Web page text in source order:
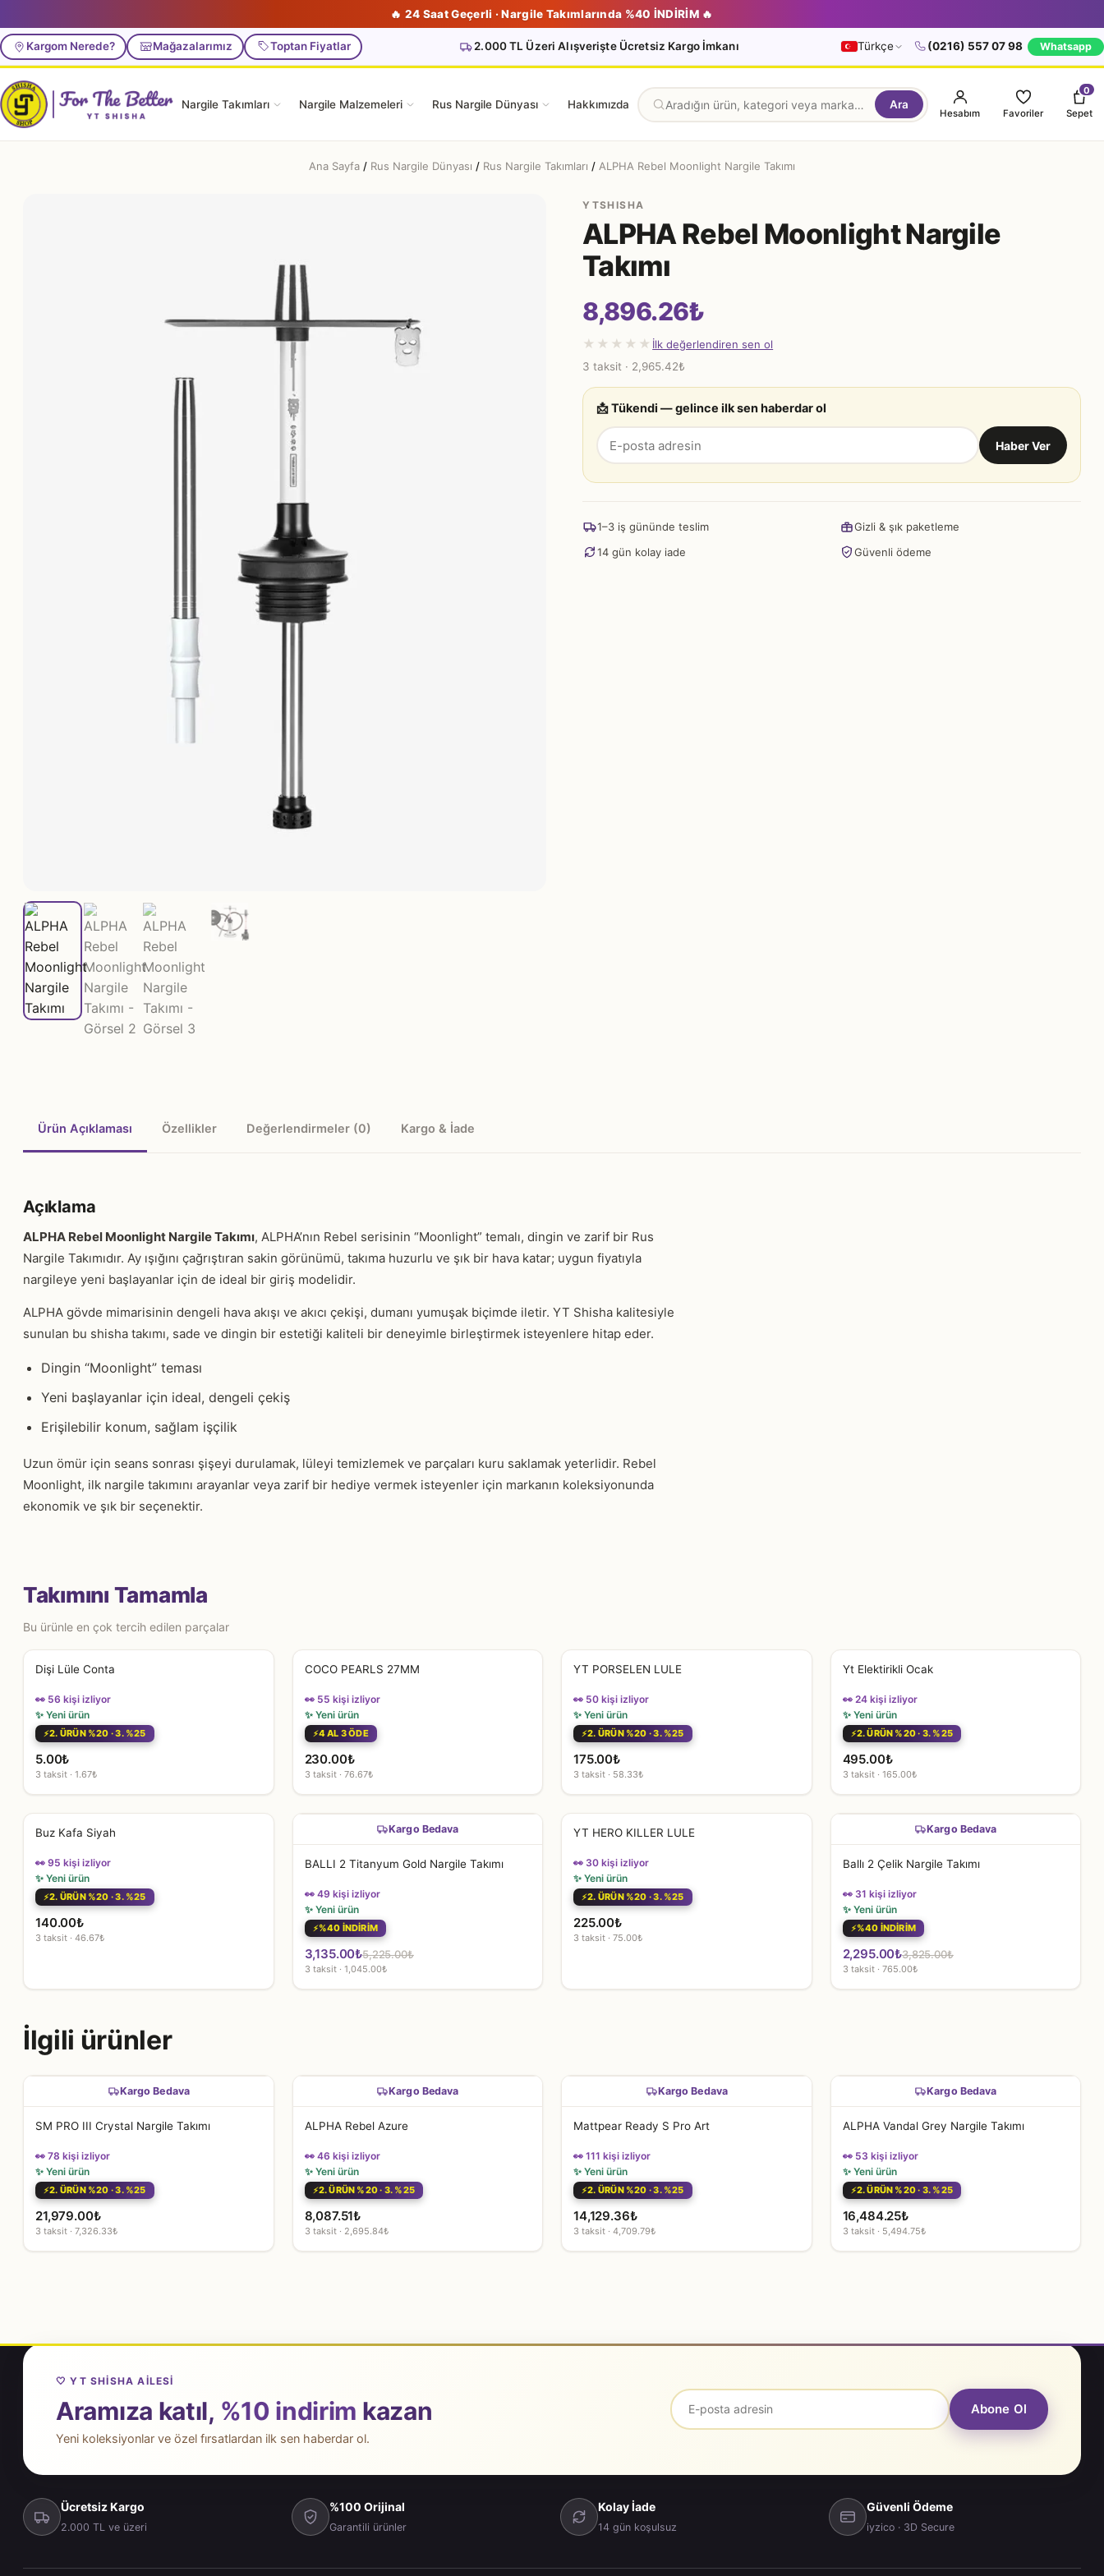
🔥 24 Saat Geçerli · Nargile Takımlarında %40 İNDİRİM 🔥
Kargom Nerede? Mağazalarımız Toptan Fiyatlar 2.000 TL Üzeri Alışverişte Ücretsiz Kargo İmkanı Türkçe (0216) 557 07 98 Whatsapp
Nargile Takımları Nargile Malzemeleri Rus Nargile Dünyası Hakkımızda Ara
Hesabım Favoriler
0
Sepet
Ana Sayfa / Rus Nargile Dünyası / Rus Nargile Takımları / ALPHA Rebel Moonlight Nargile Takımı
YTSHISHA
ALPHA Rebel Moonlight Nargile
Takımı
8,896.26₺
★★★★★ İlk değerlendiren sen ol
3 taksit · 2,965.42₺
📩 Tükendi — gelince ilk sen haberdar ol
Haber Ver
1–3 iş gününde teslim
Gizli & şık paketleme
14 gün kolay iade
Güvenli ödeme
Ürün Açıklaması Özellikler Değerlendirmeler (0) Kargo & İade
Açıklama
ALPHA Rebel Moonlight Nargile Takımı, ALPHA’nın Rebel serisinin “Moonlight” temalı, dingin ve zarif bir Rus
Nargile Takımıdır. Ay ışığını çağrıştıran sakin görünümü, takıma huzurlu ve şık bir hava katar; uygun fiyatıyla
nargileye yeni başlayanlar için de ideal bir giriş modelidir.
ALPHA gövde mimarisinin dengeli hava akışı ve akıcı çekişi, dumanı yumuşak biçimde iletir. YT Shisha kalitesiyle
sunulan bu shisha takımı, sade ve dingin bir estetiği kaliteli bir deneyimle birleştirmek isteyenlere hitap eder.
Dingin “Moonlight” teması
Yeni başlayanlar için ideal, dengeli çekiş
Erişilebilir konum, sağlam işçilik
Uzun ömür için seans sonrası şişeyi durulamak, lüleyi temizlemek ve parçaları kuru saklamak yeterlidir. Rebel
Moonlight, ilk nargile takımını arayanlar veya zarif bir hediye vermek isteyenler için markanın koleksiyonunda
ekonomik ve şık bir seçenektir.
Takımını Tamamla
Bu ürünle en çok tercih edilen parçalar
Dişi Lüle Conta
👀 56 kişi izliyor
✨ Yeni ürün
2. ÜRÜN %20 · 3. %25
5.00₺
3 taksit · 1.67₺
COCO PEARLS 27MM
👀 55 kişi izliyor
✨ Yeni ürün
4 AL 3 ÖDE
230.00₺
3 taksit · 76.67₺
YT PORSELEN LULE
👀 50 kişi izliyor
✨ Yeni ürün
2. ÜRÜN %20 · 3. %25
175.00₺
3 taksit · 58.33₺
Yt Elektirikli Ocak
👀 24 kişi izliyor
✨ Yeni ürün
2. ÜRÜN %20 · 3. %25
495.00₺
3 taksit · 165.00₺
Buz Kafa Siyah
👀 95 kişi izliyor
✨ Yeni ürün
2. ÜRÜN %20 · 3. %25
140.00₺
3 taksit · 46.67₺
Kargo Bedava
BALLI 2 Titanyum Gold Nargile Takımı
👀 49 kişi izliyor
✨ Yeni ürün
%40 İNDİRİM
5,225.00₺
Orijinal
fiyat:
5,225.00₺.
3,135.00₺
Şu
andaki
fiyat:
3 taksit · 1,045.00₺
YT HERO KILLER LULE
👀 30 kişi izliyor
✨ Yeni ürün
2. ÜRÜN %20 · 3. %25
225.00₺
3 taksit · 75.00₺
Kargo Bedava
Ballı 2 Çelik Nargile Takımı
👀 31 kişi izliyor
✨ Yeni ürün
%40 İNDİRİM
3,825.00₺
Orijinal
fiyat:
3,825.00₺.
2,295.00₺
Şu
andaki
fiyat:
3 taksit · 765.00₺
İlgili ürünler
Kargo Bedava
SM PRO III Crystal Nargile Takımı
👀 78 kişi izliyor
✨ Yeni ürün
2. ÜRÜN %20 · 3. %25
21,979.00₺
3 taksit · 7,326.33₺
Kargo Bedava
ALPHA Rebel Azure
👀 46 kişi izliyor
✨ Yeni ürün
2. ÜRÜN %20 · 3. %25
8,087.51₺
3 taksit · 2,695.84₺
Kargo Bedava
Mattpear Ready S Pro Art
👀 111 kişi izliyor
✨ Yeni ürün
2. ÜRÜN %20 · 3. %25
14,129.36₺
3 taksit · 4,709.79₺
Kargo Bedava
ALPHA Vandal Grey Nargile Takımı
👀 53 kişi izliyor
✨ Yeni ürün
2. ÜRÜN %20 · 3. %25
16,484.25₺
3 taksit · 5,494.75₺
🤍 YT SHISHA AILESI
Aramıza katıl, %10 indirim kazan
Yeni koleksiyonlar ve özel fırsatlardan ilk sen haberdar ol.
Abone Ol
Ücretsiz Kargo
2.000 TL ve üzeri
%100 Orijinal
Garantili ürünler
Kolay İade
14 gün koşulsuz
Güvenli Ödeme
iyzico · 3D Secure